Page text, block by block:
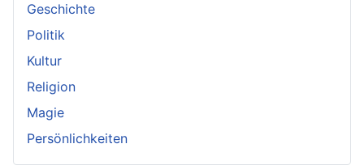
Geschichte
Politik
Kultur
Religion
Magie
Persönlichkeiten